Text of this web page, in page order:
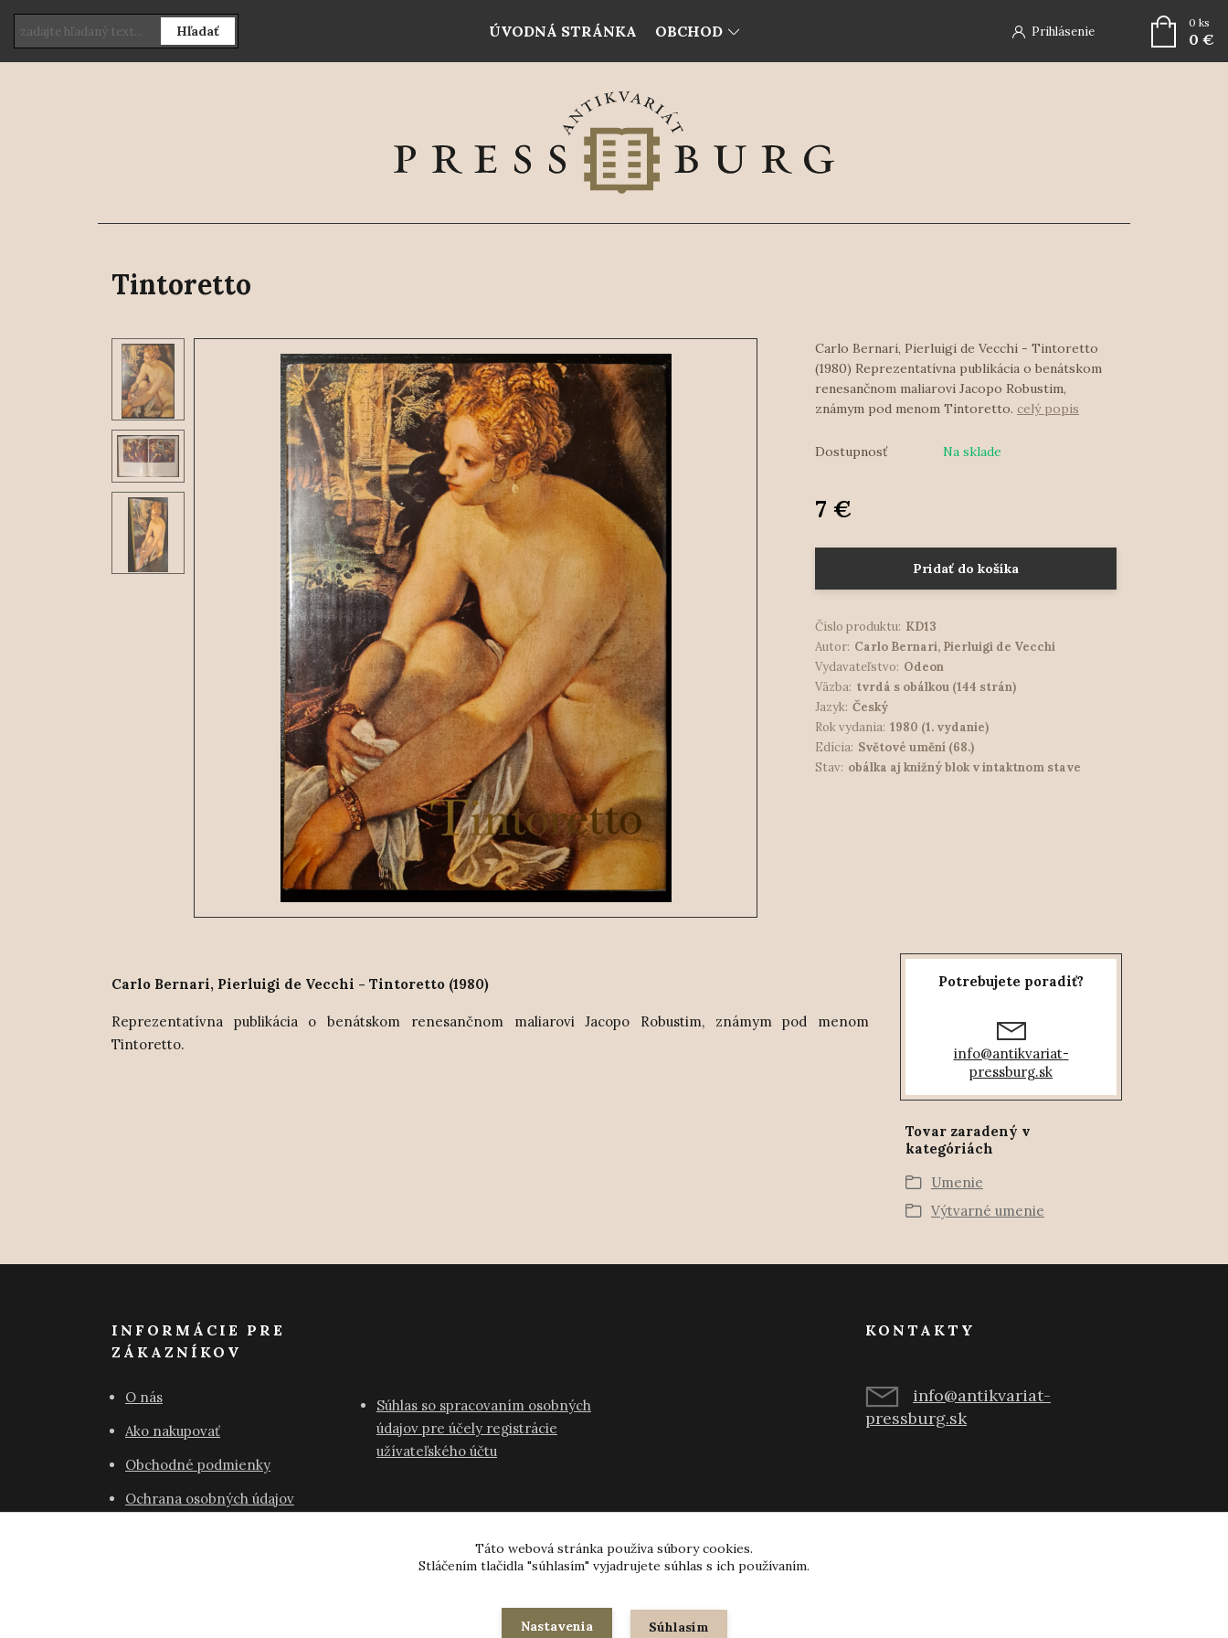
ÚVODNÁ STRÁNKA OBCHOD Prihlásenie
Hľadať
0 ks
0 €
Tintoretto
Carlo Bernari, Pierluigi de Vecchi - Tintoretto
(1980) Reprezentatívna publikácia o benátskom
renesančnom maliarovi Jacopo Robustim,
známym pod menom Tintoretto. celý popis
Dostupnosť Na sklade
7 €
Pridať do košíka
Číslo produktu: KD13
Autor: Carlo Bernari, Pierluigi de Vecchi
Vydavateľstvo: Odeon
Väzba: tvrdá s obálkou (144 strán)
Jazyk: Český
Rok vydania: 1980 (1. vydanie)
Edícia: Světové umění (68.)
Stav: obálka aj knižný blok v intaktnom stave
Carlo Bernari, Pierluigi de Vecchi - Tintoretto (1980)
Reprezentatívna publikácia o benátskom renesančnom maliarovi Jacopo Robustim, známym pod menom
Tintoretto.
Potrebujete poradiť?
info@antikvariat-
pressburg.sk
Tovar zaradený v
kategóriách
Umenie
Výtvarné umenie
INFORMÁCIE PRE
ZÁKAZNÍKOV
O nás
Ako nakupovať
Obchodné podmienky
Ochrana osobných údajov
Súhlas so spracovaním osobných
údajov pre účely registrácie
užívateľského účtu
KONTAKTY
info@antikvariat-
pressburg.sk
© 2024-2026 všetky práva vyhradené
Táto webová stránka používa súbory cookies.
Stláčením tlačidla "súhlasím" vyjadrujete súhlas s ich používaním.
Nastavenia Súhlasím